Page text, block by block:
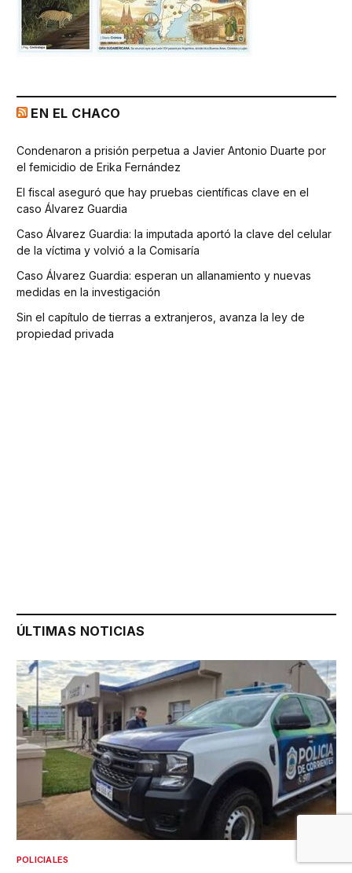
EN EL CHACO
Condenaron a prisión perpetua a Javier Antonio Duarte por
el femicidio de Erika Fernández
El fiscal aseguró que hay pruebas científicas clave en el
caso Álvarez Guardia
Caso Álvarez Guardia: la imputada aportó la clave del celular
de la víctima y volvió a la Comisaría
Caso Álvarez Guardia: esperan un allanamiento y nuevas
medidas en la investigación
Sin el capítulo de tierras a extranjeros, avanza la ley de
propiedad privada
ÚLTIMAS NOTICIAS
POLICIALES